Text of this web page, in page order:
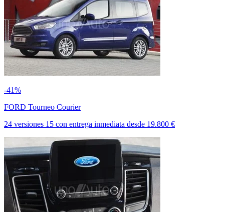
-41%
FORD Tourneo Courier
24 versiones 15 con entrega inmediata desde 19.800 €